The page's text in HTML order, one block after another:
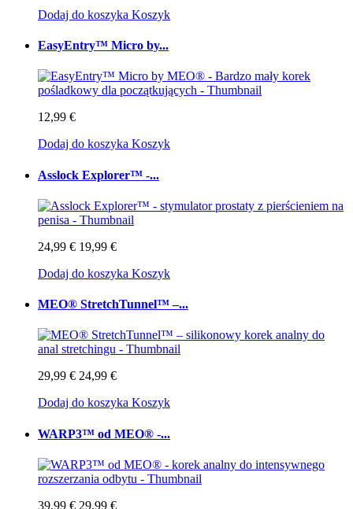
Dodaj do koszyka Koszyk
EasyEntry™ Micro by...
12,99 €
Dodaj do koszyka Koszyk
Asslock Explorer™ -...
24,99 € 19,99 €
Dodaj do koszyka Koszyk
MEO® StretchTunnel™ –...
29,99 € 24,99 €
Dodaj do koszyka Koszyk
WARP3™ od MEO® -...
39,99 € 29,99 €